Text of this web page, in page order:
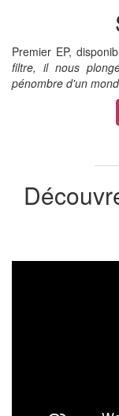
Premier EP,
filtre, il nous
pénombre d'un